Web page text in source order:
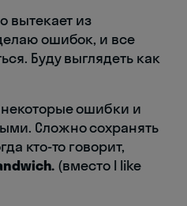
вытекает из
ошибок, и все
Буду выглядеть как
ошибки и
Сложно сохранять
кто-то говорит,
(вместо I like